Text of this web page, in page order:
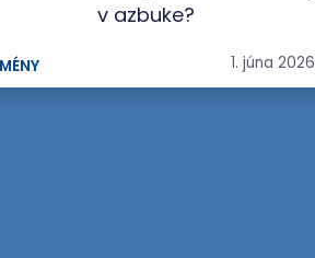
v azbuke?
1. júna 2026